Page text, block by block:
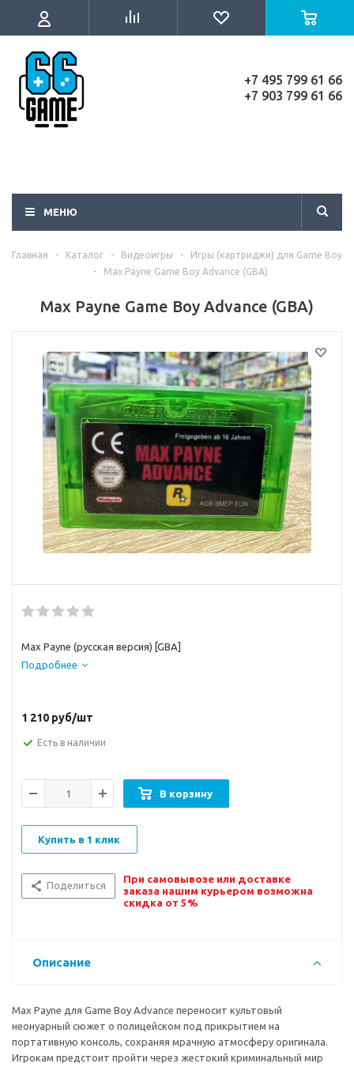
+7 495 799 61 66
+7 903 799 61 66
МЕНЮ
Главная - Каталог - Видеоигры -
Игры (картриджи) для Game Boy
-
Max Payne Game Boy Advance (GBA)
Max Payne Game Boy Advance (GBA)
Max Payne (русская версия) [GBA]
Подробнее
1 210 руб/шт
Есть в наличии
В корзину
Купить в 1 клик
Поделиться
При самовывозе или доставке
заказа нашим курьером возможна
скидка от 5%
Описание
Max Payne для Game Boy Advance переносит культовый
неонуарный сюжет о полицейском под прикрытием на
портативную консоль, сохраняя мрачную атмосферу оригинала.
Игрокам предстоит пройти через жестокий криминальный мир